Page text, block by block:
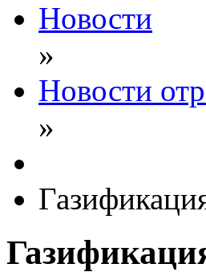
Новости
»
Новости
»